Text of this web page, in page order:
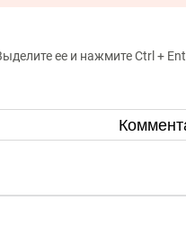
ее и нажмите Ctrl +